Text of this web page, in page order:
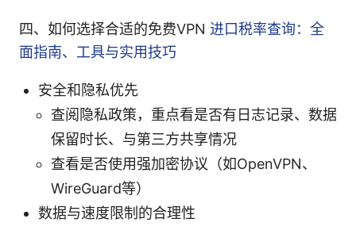
四、如何选择合适的免费VPN 进口税率查询：全
面指南、工具与实用技巧
安全和隐私优先
查阅隐私政策，重点看是否有日志记录、数据
保留时长、与第三方共享情况
查看是否使用强加密协议（如OpenVPN、
WireGuard等）
数据与速度限制的合理性